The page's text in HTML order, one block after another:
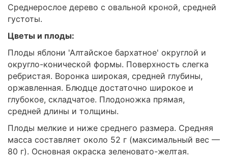
Среднерослое дерево с овальной кроной, средней
густоты.
Цветы и плоды:
Плоды яблони 'Алтайское бархатное' округлой и
округло-конической формы. Поверхность слегка
ребристая. Воронка широкая, средней глубины,
оржавленная. Блюдце достаточно широкое и
глубокое, складчатое. Плодоножка прямая,
средней длины и толщины.
Плоды мелкие и ниже среднего размера. Средняя
масса составляет около 52 г (максимальный вес —
80 г). Основная окраска зеленовато-желтая.